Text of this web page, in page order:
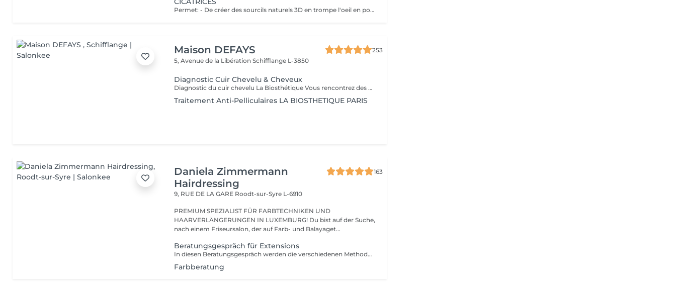
Permet: - De créer des sourcils naturels 3D en trompe l'oeil en poils pour parfaire une ligne déjà existante en effet poudré. - De définir et volumiser vos lèvres dans des teintes nuées ou donner un effet légèrement maquillé. - Pour les yeux vous pouvez opter pour un trait fin au ras des cils pour un résultat discret ou un liner poudré pour un effet raffiné. Il est également possible de corriger des cicatrices. Notre esthéticienne Elodie pratique la micropigmentation digitale à ne pas confondre avec le microblading ( lame manuelle ) depuis plus de 10 ans. Pas d'effets tatouage, pas de pigments qui virent, pas de cicatrices. Cette méthode ne crée pas de cicatrices et permet d'insérer le pigment de manière douce dans la peau. Les pigments utilisés ne virent pas dans le temps et Elodie vous promet un résultat raffiné et non un effet marqué style "tatouage". Nous vous proposons un rendez-vous conseil gratuit afin de visualiser l'effet avec du maquillage et d'obtenir les réponses à vos questions.
Maison DEFAYS
253
5, Avenue de la LibérationSchifflange L-3850
Diagnostic Cuir Chevelu & Cheveux
Diagnostic du cuir chevelu La Biosthétique Vous rencontrez des problèmes au niveau du cuir chevelu ? Cheveux gras, pellicules, démangeaisons ou sécheresse cutanée ? Profitez de notre diagnostic professionnel du cuir chevelu pour identifier les causes et trouver des solutions adaptées à vos besoins. Grâce à une analyse précise, nous vous proposons des recommandations personnalisées pour retrouver un cuir chevelu sain et équilibré. N'hésitez pas à réserver votre rendez-vous dès maintenant
Traitement Anti-Pelliculaires LA BIOSTHETIQUE PARIS
Daniela Zimmermann
Hairdressing
163
9, RUE DE LA GARE Roodt-sur-Syre L-6910
PREMIUM SPEZIALIST FÜR FARBTECHNIKEN UND
HAARVERLÄNGERUNGEN IN LUXEMBURG! Du bist auf der Suche,
nach einem Friseursalon, der auf Farb- und Balayaget...
Beratungsgespräch für Extensions
In diesen Beratungsgespräch werden die verschiedenen Methoden erklärt und individuell ausgesucht. Wir bestimmen die Farbe und rechnen den genauen Preis.
Farbberatung